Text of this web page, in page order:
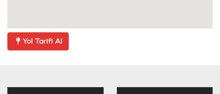
Yol Tarifi Al